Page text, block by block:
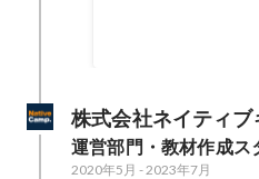
株式会社ネイティ
運営部門・教材作成ス
2020年5月 -2023年7月